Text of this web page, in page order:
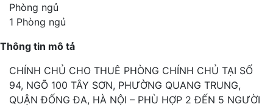
Phòng ngủ
1 Phòng ngủ
Thông tin mô tả
CHÍNH CHỦ CHO THUÊ PHÒNG CHÍNH CHỦ TẠI SỐ
94, NGÕ 100 TÂY SƠN, PHƯỜNG QUANG TRUNG,
QUẬN ĐỐNG ĐA, HÀ NỘI – PHÙ HỢP 2 ĐẾN 5 NGƯỜI